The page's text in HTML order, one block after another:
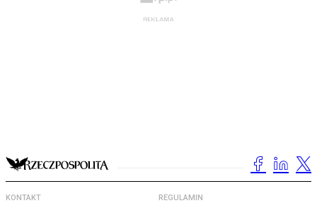
KONTAKT REGULAMIN